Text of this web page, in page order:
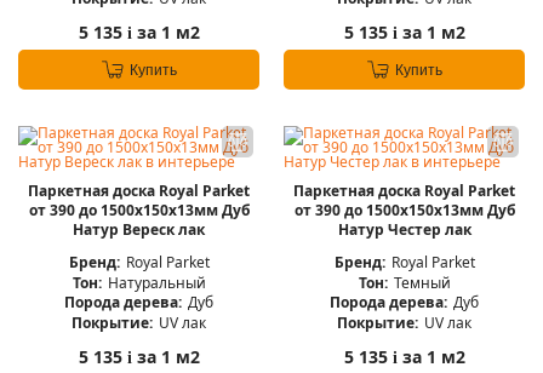
5 135 iза 1 м2
Купить
5 135 iза 1 м2
Купить
Паркетная доска Royal Parket
от 390 до 1500х150х13мм Дуб
Натур Вереск лак
Бренд: Royal Parket
Тон: Натуральный
Порода дерева: Дуб
Покрытие: UV лак
5 135 iза 1 м2
Паркетная доска Royal Parket
от 390 до 1500х150х13мм Дуб
Натур Честер лак
Бренд: Royal Parket
Тон: Темный
Порода дерева: Дуб
Покрытие: UV лак
5 135 iза 1 м2